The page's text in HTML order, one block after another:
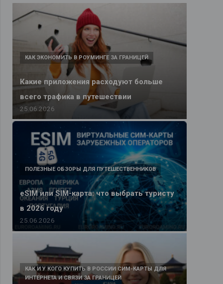
Какие приложения расходуют больше
всего трафика в путешествии
КАК ЭКОНОМИТЬ В РОУМИНГЕ ЗА ГРАНИЦЕЙ
25.06.2026
eSIM или SIM-карта: что выбрать туристу
в 2026 году
ПОЛЕЗНЫЕ ОБЗОРЫ ДЛЯ ПУТЕШЕСТВЕННИКОВ
25.06.2026
КАК И У КОГО КУПИТЬ В РОССИИ СИМ-КАРТЫ ДЛЯ
ИНТЕРНЕТА И СВЯЗИ ЗА ГРАНИЦЕЙ